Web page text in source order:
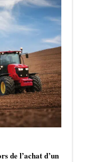
de l’achat d’un